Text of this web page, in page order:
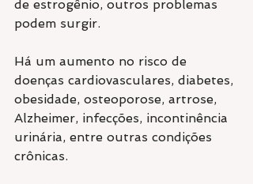
de estrogênio, outros problemas
podem surgir.
Há um aumento no risco de
doenças cardiovasculares, diabetes,
obesidade, osteoporose, artrose,
Alzheimer, infecções, incontinência
urinária, entre outras condições
crônicas.